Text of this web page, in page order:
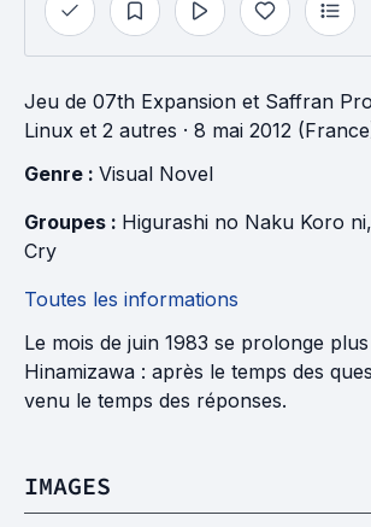
Jeu de 07th Expansion et Saffran
Linux et 2 autres · 8 mai 2012
Genre : Visual Novel
Groupes : Higurashi no Naku Koro ni,
Cry
Toutes les informations
Le mois de juin 1983 se prolonge
Hinamizawa : après le temps des
venu le temps des réponses.
IMAGES